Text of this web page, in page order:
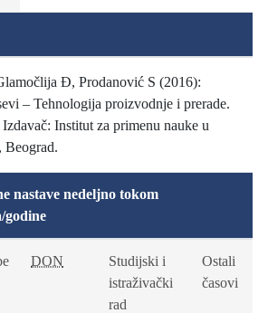
Đ, Prodanović S (2016):
– Tehnologija proizvodnje i prerade.
Institut za primenu nauke u
nastave nedeljno tokom
godine
DON
Studijski i
istraživački
rad
Ostali
časovi